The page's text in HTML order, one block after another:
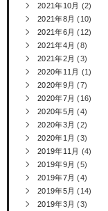
2021年10月 (2)
2021年8月 (10)
2021年6月 (12)
2021年4月 (8)
2021年2月 (3)
2020年11月 (1)
2020年9月 (7)
2020年7月 (16)
2020年5月 (4)
2020年3月 (2)
2020年1月 (3)
2019年11月 (4)
2019年9月 (5)
2019年7月 (4)
2019年5月 (14)
2019年3月 (3)